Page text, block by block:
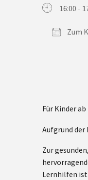
16:00 -
Zum
Für Kinder
Aufgrund der
Zur
Lernhilfen